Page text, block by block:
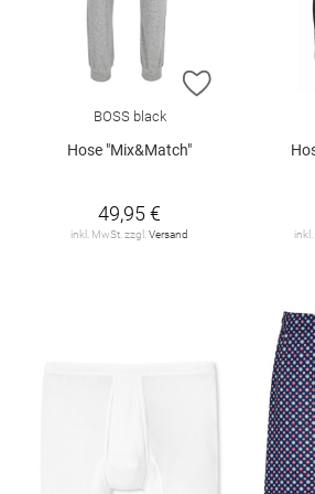
ZUR
BOSS black
Hose "Mix&Match"
49,95 €
inkl. MwSt. zzgl. Versand inkl.